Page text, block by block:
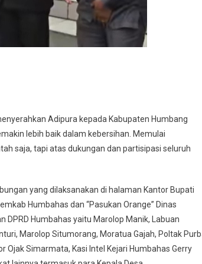
Adipura kepada Kabupaten Humbang
lebih baik dalam kebersihan. Memulai
saja, tapi atas dukungan dan partisipasi seluruh
yang dilaksanakan di halaman Kantor Bupati
Humbahas dan “Pasukan Orange” Dinas
DPRD Humbahas yaitu Marolop Manik, Labuan
Marolop Situmorang, Moratua Gajah, Poltak
Ojak Simarmata, Kasi Intel Kejari Humbahas Gerry